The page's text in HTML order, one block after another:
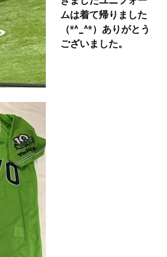
ムは着て帰りました
（*^_^*）ありがとう
ございました。